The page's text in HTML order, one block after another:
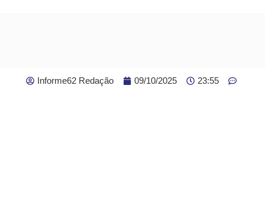
Informe62 Redação 09/10/2025 23:55